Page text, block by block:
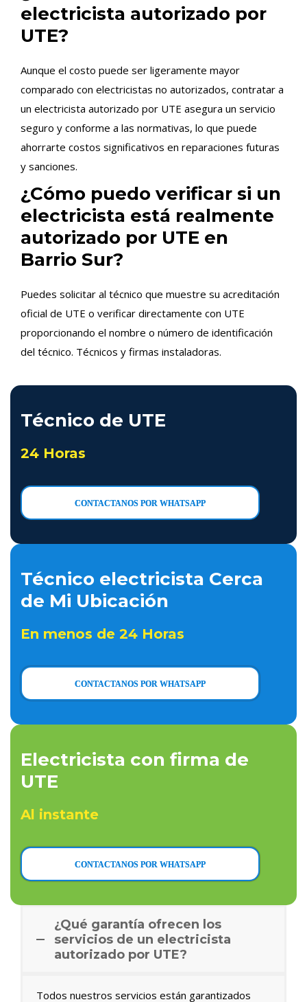
electricista autorizado por
UTE?
Aunque el costo puede ser ligeramente mayor
comparado con electricistas no autorizados, contratar a
un electricista autorizado por UTE asegura un servicio
seguro y conforme a las normativas, lo que puede
ahorrarte costos significativos en reparaciones futuras
y sanciones.
¿Cómo puedo verificar si un
electricista está realmente
autorizado por UTE en
Barrio Sur?
Puedes solicitar al técnico que muestre su acreditación
oficial de UTE o verificar directamente con UTE
proporcionando el nombre o número de identificación
del técnico. Técnicos y firmas instaladoras.
Técnico de UTE
24 Horas
CONTACTANOS POR WHATSAPP
Técnico electricista Cerca
de Mi Ubicación
En menos de 24 Horas
CONTACTANOS POR WHATSAPP
Electricista con firma de
UTE
Al instante
CONTACTANOS POR WHATSAPP
¿Qué garantía ofrecen los
servicios de un electricista
autorizado por UTE?
Todos nuestros servicios están garantizados